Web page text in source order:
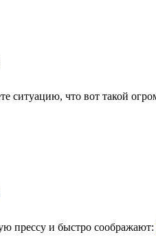
ситуацию, что вот такой
прессу и быстро соображают: